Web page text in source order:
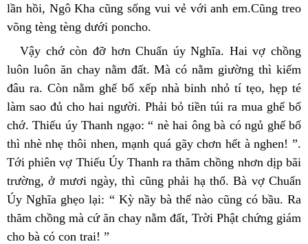
lần hồi, Ngô Kha cũng sống vui vẻ với anh em.Cũng treo
võng tèng tèng dưới poncho.
Vậy chớ còn đỡ hơn Chuẩn úy Nghĩa. Hai vợ chồng
luôn luôn ăn chay nằm đất. Mà có nằm giường thì kiếm
đâu ra. Còn nằm ghế bố xếp nhà binh nhỏ tí tẹo, hẹp té
làm sao đủ cho hai người. Phải bỏ tiền túi ra mua ghế bố
chớ. Thiếu úy Thanh ngạo: “ nè hai ông bà có ngủ ghế bố
thì nhè nhẹ thôi nhen, mạnh quá gãy chơn hết à nghen! ”.
Tới phiên vợ Thiếu Úy Thanh ra thăm chồng nhơn dịp bãi
trường, ở mươi ngày, thì cũng phải hạ thổ. Bà vợ Chuẩn
Úy Nghĩa ghẹo lại: “ Kỳ nầy bà thế nào cũng có bầu. Ra
thăm chồng mà cứ ăn chay nằm đất, Trời Phật chứng giám
cho bà có con trai! ”